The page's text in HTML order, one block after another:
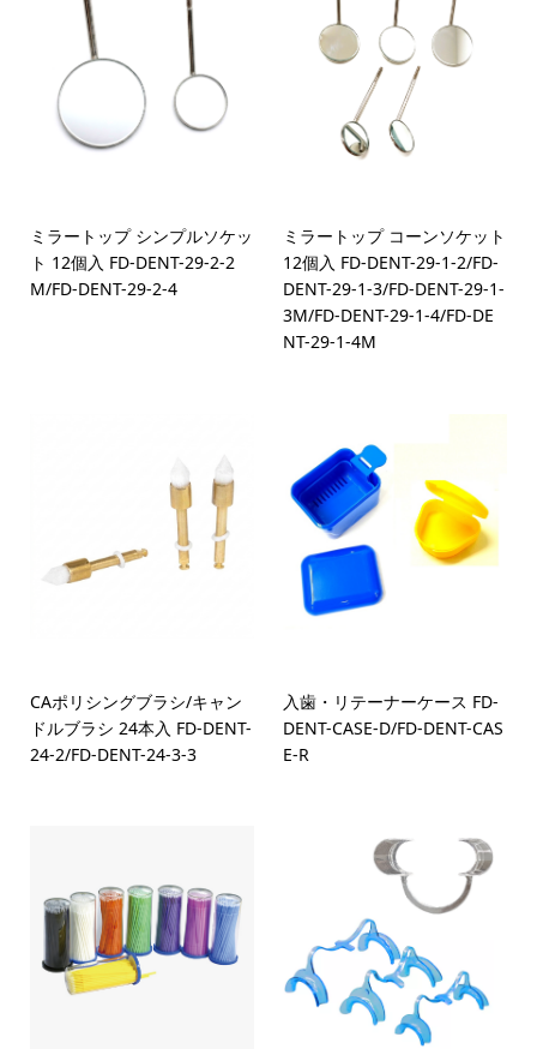
ミラートップ シンプルソケッ
ト 12個入 FD-DENT-29-2-2
M/FD-DENT-29-2-4
ミラートップ コーンソケット
12個入 FD-DENT-29-1-2/FD-
DENT-29-1-3/FD-DENT-29-1-
3M/FD-DENT-29-1-4/FD-DE
NT-29-1-4M
CAポリシングブラシ/キャン
ドルブラシ 24本入 FD-DENT-
24-2/FD-DENT-24-3-3
入歯・リテーナーケース FD-
DENT-CASE-D/FD-DENT-CAS
E-R